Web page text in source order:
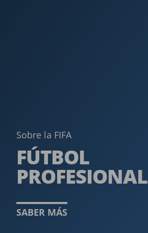
Sobre la FIFA
FÚTBOL
PROFESIONAL­
SABER MÁS